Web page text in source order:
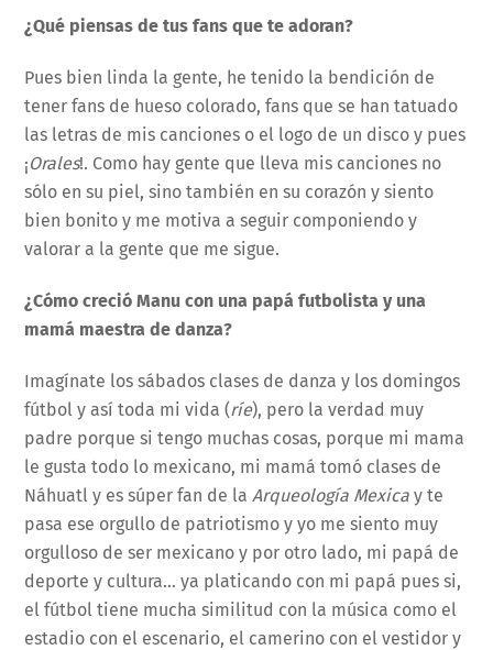
¿Qué piensas de tus fans que te adoran?
Pues bien linda la gente, he tenido la bendición de
tener fans de hueso colorado, fans que se han tatuado
las letras de mis canciones o el logo de un disco y pues
¡Orales!. Como hay gente que lleva mis canciones no
sólo en su piel, sino también en su corazón y siento
bien bonito y me motiva a seguir componiendo y
valorar a la gente que me sigue.
¿Cómo creció Manu con una papá futbolista y una
mamá maestra de danza?
Imagínate los sábados clases de danza y los domingos
fútbol y así toda mi vida (ríe), pero la verdad muy
padre porque si tengo muchas cosas, porque mi mama
le gusta todo lo mexicano, mi mamá tomó clases de
Náhuatl y es súper fan de laArqueología Mexicay te
pasa ese orgullo de patriotismo y yo me siento muy
orgulloso de ser mexicano y por otro lado, mi papá de
deporte y cultura… ya platicando con mi papá pues si,
el fútbol tiene mucha similitud con la música como el
estadio con el escenario, el camerino con el vestidor y